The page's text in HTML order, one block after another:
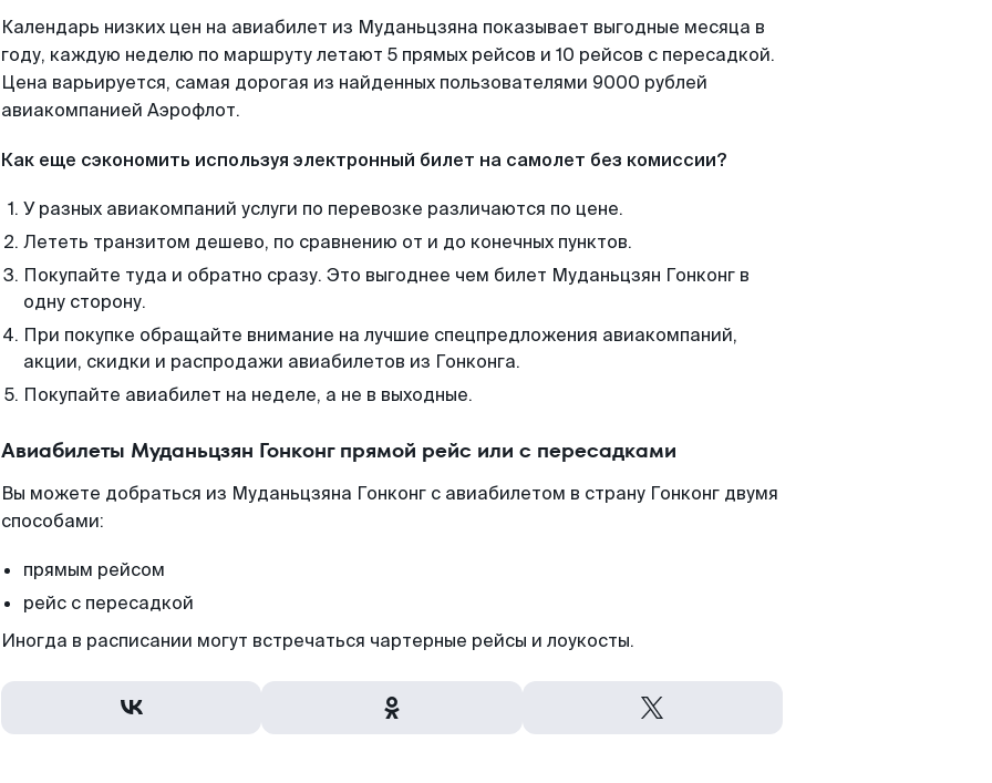
Календарь низких цен на авиабилет из Муданьцзяна показывает выгодные месяца в
году, каждую неделю по маршруту летают 5 прямых рейсов и 10 рейсов с пересадкой.
Цена варьируется, самая дорогая из найденных пользователями 9000 рублей
авиакомпанией Аэрофлот.
Как еще сэкономить используя электронный билет на самолет без комиссии?
У разных авиакомпаний услуги по перевозке различаются по цене.
Лететь транзитом дешево, по сравнению от и до конечных пунктов.
Покупайте туда и обратно сразу. Это выгоднее чем билет Муданьцзян Гонконг в
одну сторону.
При покупке обращайте внимание на лучшие спецпредложения авиакомпаний,
акции, скидки и распродажи авиабилетов из Гонконга.
Покупайте авиабилет на неделе, а не в выходные.
Авиабилеты Муданьцзян Гонконг прямой рейс или с пересадками
Вы можете добраться из Муданьцзяна Гонконг с авиабилетом в страну Гонконг двумя
способами:
прямым рейсом
рейс с пересадкой
Иногда в расписании могут встречаться чартерные рейсы и лоукосты.